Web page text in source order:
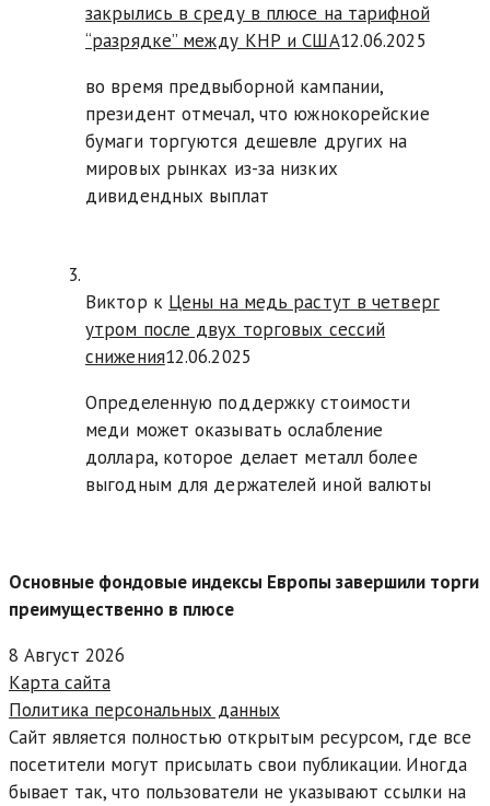
закрылись в среду в плюсе на тарифной
“разрядке” между КНР и США12.06.2025
во время предвыборной кампании,
президент отмечал, что южнокорейские
бумаги торгуются дешевле других на
мировых рынках из-за низких
дивидендных выплат
Виктор к Цены на медь растут в четверг
утром после двух торговых сессий
снижения12.06.2025
Определенную поддержку стоимости
меди может оказывать ослабление
доллара, которое делает металл более
выгодным для держателей иной валюты
Основные фондовые индексы Европы завершили торги
преимущественно в плюсе
8 Август 2026
Карта сайта
Политика персональных данных
Сайт является полностью открытым ресурсом, где все
посетители могут присылать свои публикации. Иногда
бывает так, что пользователи не указывают ссылки на